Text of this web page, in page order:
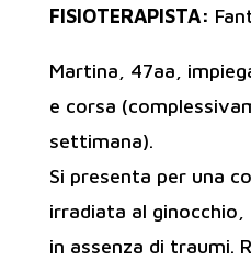
FISIOTERAPISTA:
Martina, 47aa,
e corsa
settimana).
Si presenta per una
irradiata al ginocchio,
in assenza di traumi.